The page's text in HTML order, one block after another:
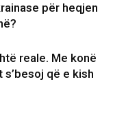
për heqjen
reale. Me konë
që e kish